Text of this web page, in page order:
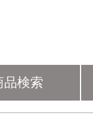
品検索